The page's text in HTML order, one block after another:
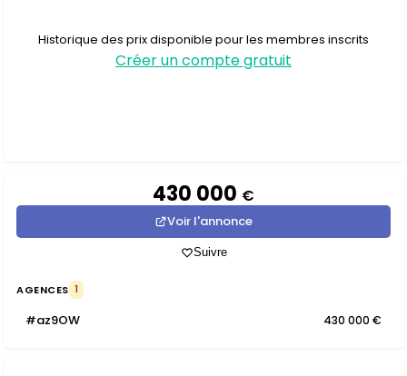
Historique des prix disponible pour les membres inscrits
Créer un compte gratuit
430 000 €
Voir l'annonce
Suivre
AGENCES 1
#az9OW 430 000 €